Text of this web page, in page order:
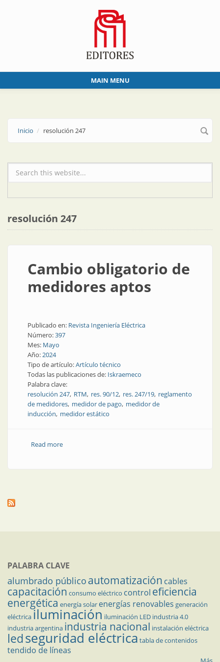
MAIN MENU
Inicio resolución 247
Formulario de búsqueda
resolución 247
Cambio obligatorio de
medidores aptos
Publicado en: Revista Ingeniería Eléctrica
Número:397
Mes: Mayo
Año:2024
Tipo de artículo:Artículo técnico
Todas las publicaciones de: Iskraemeco
Palabra clave:
resolución 247 RTM res. 90/12 res. 247/19 reglamento
de medidores medidor de pago medidor de
inducción medidor estático
Read moreabout Cambio obligatorio de medidores aptos
PALABRA CLAVE
alumbrado público automatización cables
capacitación consumo eléctrico control eficiencia
energética energía solar energías renovables generación
eléctricailuminación iluminación LED industria 4.0
industria argentina industria nacional instalación eléctrica
ledseguridad eléctrica tabla de contenidos
tendido de líneas